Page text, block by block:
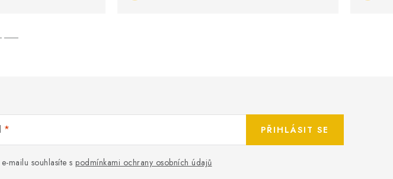
mailu souhlasíte s podmínkami ochrany osobních údajů
PŘIHLÁSIT SE